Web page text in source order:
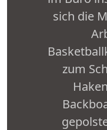
sich die
zum